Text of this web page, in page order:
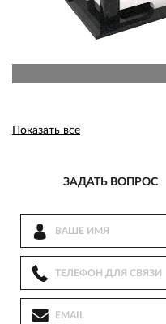
Показать все
ЗАДАТЬ ВОПРОС